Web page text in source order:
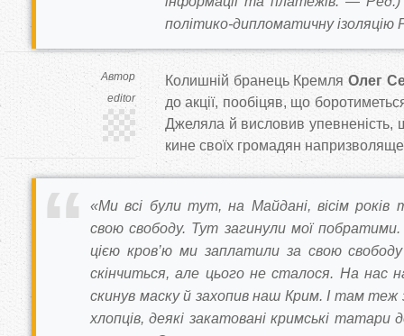
Автор
editor
політико-дипломатичну ізоляцію
Колишній бранець КремляОлег
до акції, пообіцяв, що
Джеляла й висловив упевненість,
кине своїх громадян
«Ми всі були тут, на Майдані, вісім років
свою свободу. Тут загинули мої
цією кров’ю ми заплатили за свою
скінчиться, але цього не сталося. На нас
скинув маску й захопив наш Крим. І там теж
хлопців, деякі закатовані кримські татари